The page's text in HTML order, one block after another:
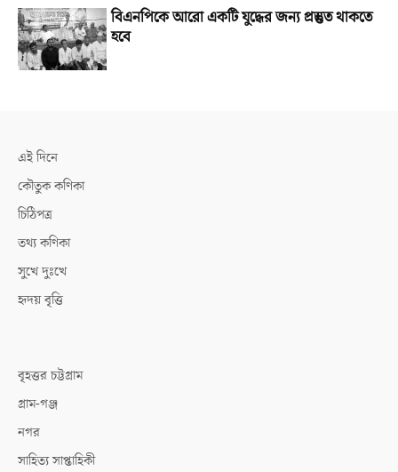
বিএনপিকে আরো একটি যুদ্ধের জন্য প্রস্তুত থাকতে
হবে
এই দিনে
কৌতুক কণিকা
চিঠিপত্র
তথ্য কণিকা
সুখে দুঃখে
হৃদয় বৃত্তি
বৃহত্তর চট্টগ্রাম
গ্রাম-গঞ্জ
নগর
সাহিত্য সাপ্তাহিকী